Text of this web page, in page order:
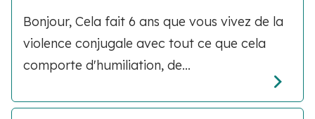
Bonjour, Cela fait 6 ans que vous vivez de la
violence conjugale avec tout ce que cela
comporte d'humiliation, de...